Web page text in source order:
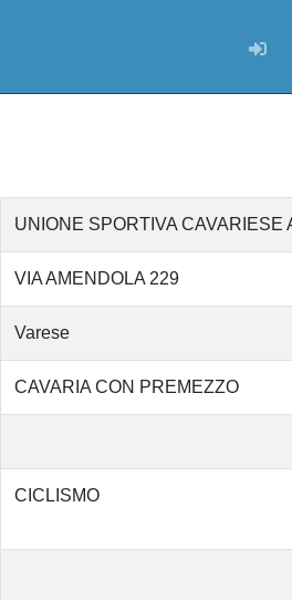
UNIONE SPORTIVA CAVARIESE
VIA AMENDOLA 229
Varese
CAVARIA CON PREMEZZO
CICLISMO